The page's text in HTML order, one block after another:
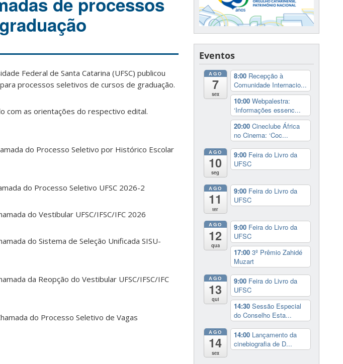
Federal de Santa Catarina (UFSC) publicou
processos seletivos de cursos de graduação.
com as orientações do respectivo edital.
do Processo Seletivo por Histórico Escolar
do Processo Seletivo UFSC 2026-2
do Vestibular UFSC/IFSC/IFC 2026
do Sistema de Seleção Unificada SISU-
da Reopção do Vestibular UFSC/IFSC/IFC
do Processo Seletivo de Vagas
Eventos
AGO
7
sex
8:00 Recepção à
Comunidade Internacio...
10:00 Webpalestra:
‘Informações essenc...
20:00 Cineclube África
no Cinema: ‘Coc...
AGO
10
seg
9:00 Feira do Livro da
UFSC
AGO
11
ter
9:00 Feira do Livro da
UFSC
AGO
12
qua
9:00 Feira do Livro da
UFSC
17:00 3º Prêmio Zahidé
Muzart
AGO
13
qui
9:00 Feira do Livro da
UFSC
14:30 Sessão Especial
do Conselho Esta...
AGO
14
sex
14:00 Lançamento da
cinebiografia de D...